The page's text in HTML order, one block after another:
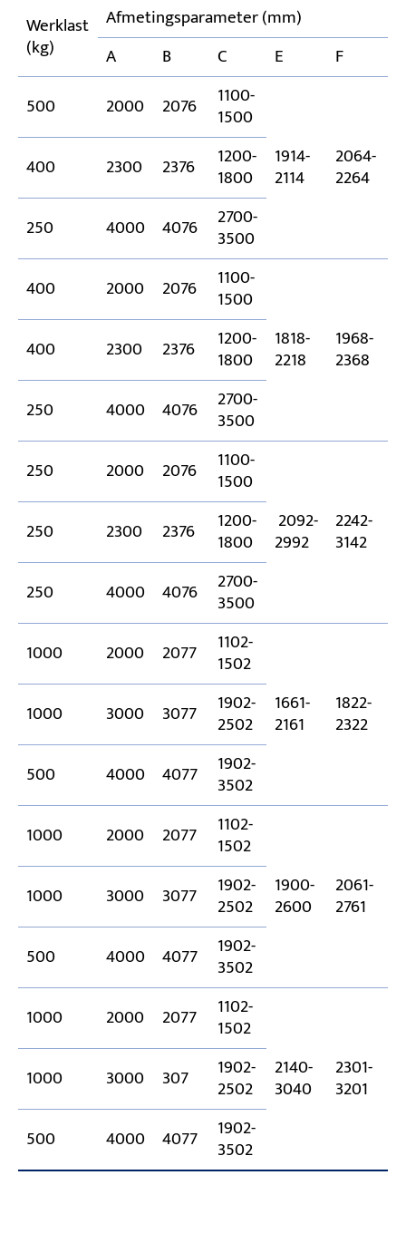
Werklast
(kg)
Afmetingsparameter (mm)
A
B C E F
500
2000 2076 1100-
1500
1914-
2114
2064-
2264
400 2300 2376 1200-
1800
250
4000 4076 2700-
3500
400
2000 2076 1100-
1500
1818-
2218
1968-
2368
400 2300 2376 1200-
1800
250
4000 4076 2700-
3500
250
2000 2076 1100-
1500
2092-
2992
2242-
3142
250 2300 2376 1200-
1800
250
4000 4076 2700-
3500
1000
2000 2077 1102-
1502
1661-
2161
1822-
2322
1000 3000 3077 1902-
2502
500
4000 4077 1902-
3502
1000
2000 2077 1102-
1502
1900-
2600
2061-
2761
1000 3000 3077 1902-
2502
500
4000 4077 1902-
3502
1000
2000 2077 1102-
1502
2140-
3040
2301-
3201
1000 3000 307 1902-
2502
500
4000 4077 1902-
3502